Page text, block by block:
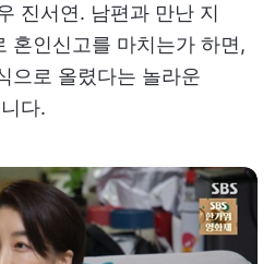
진서연. 남편과 만난 지
혼인신고를 마치는가 하면,
으로 올렸다는 놀라운
다.